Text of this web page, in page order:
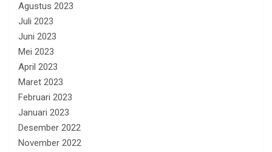
Agustus 2023
Juli 2023
Juni 2023
Mei 2023
April 2023
Maret 2023
Februari 2023
Januari 2023
Desember 2022
November 2022